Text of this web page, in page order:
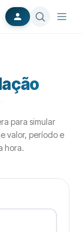
para simular
valor, período e
hora.